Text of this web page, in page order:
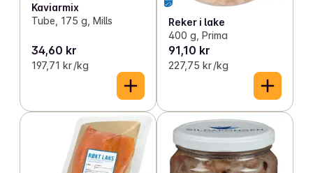
Kaviarmix
Tube, 175 g, Mills
34,60 kr
197,71 kr /kg
Reker i lake
400 g, Prima
91,10 kr
227,75 kr /kg